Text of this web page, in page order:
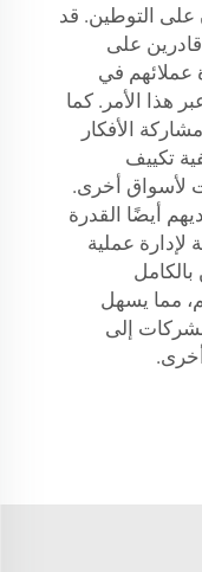
على التوطين. قد
على
عملائهم في
هذا الأمر. كما
الأفكار
تكييف
لأسواق أخرى.
أيضًا القدرة
لإدارة عملية
بالكامل
مما يسهل
إلى